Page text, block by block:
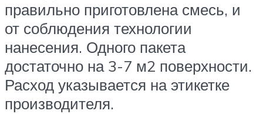
правильно приготовлена смесь, и
от соблюдения технологии
нанесения. Одного пакета
достаточно на 3-7 м2 поверхности.
Расход указывается на этикетке
производителя.